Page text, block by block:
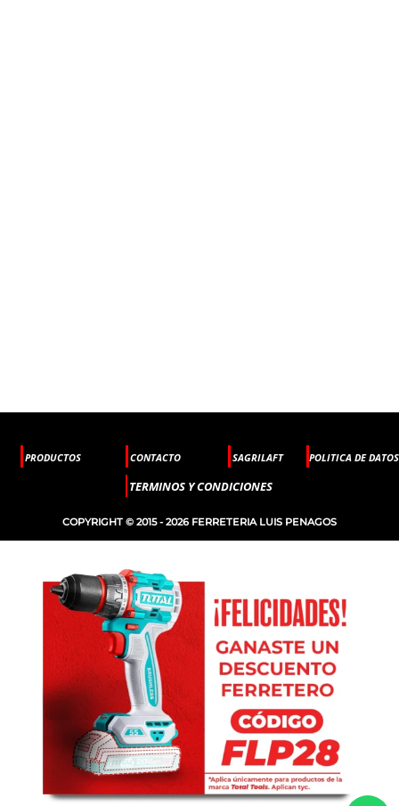
PRODUCTOS CONTACTO SAGRILAFT POLITICA DE DATOS
TERMINOS Y CONDICIONES
COPYRIGHT © 2015 - 2026 FERRETERIA LUIS PENAGOS